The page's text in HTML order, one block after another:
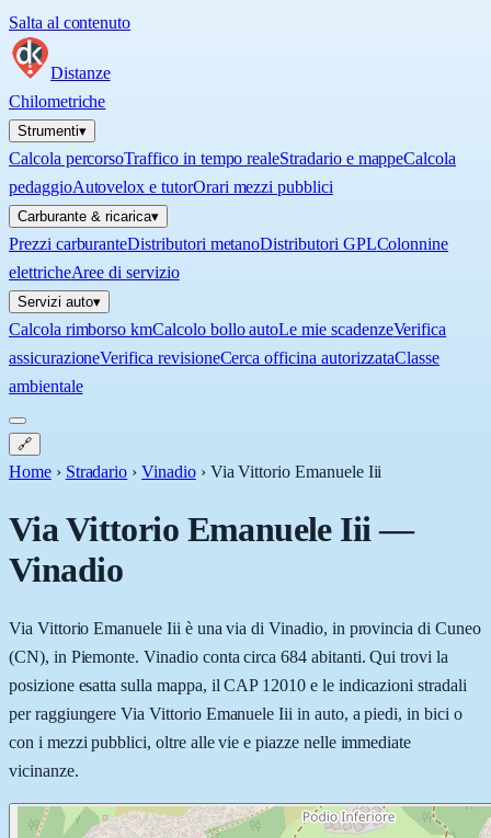
Salta al contenuto
Distanze
Chilometriche
Strumenti▾
Calcola percorsoTraffico in tempo realeStradario e mappeCalcola
pedaggioAutovelox e tutorOrari mezzi pubblici
Carburante & ricarica▾
Prezzi carburanteDistributori metanoDistributori GPLColonnine
elettricheAree di servizio
Servizi auto▾
Calcola rimborso kmCalcolo bollo autoLe mie scadenzeVerifica
assicurazioneVerifica revisioneCerca officina autorizzataClasse
ambientale
🔗
Home › Stradario › Vinadio › Via Vittorio Emanuele Iii
Via Vittorio Emanuele Iii—
Vinadio
Via Vittorio Emanuele Iii è una via di Vinadio, in provincia di Cuneo
(CN), in Piemonte. Vinadio conta circa 684 abitanti. Qui trovi la
posizione esatta sulla mappa, il CAP 12010 e le indicazioni stradali
per raggiungere Via Vittorio Emanuele Iii in auto, a piedi, in bici o
con i mezzi pubblici, oltre alle vie e piazze nelle immediate
vicinanze.